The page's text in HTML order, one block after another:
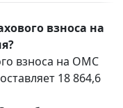
взноса на
взноса на ОМС
18 864,6